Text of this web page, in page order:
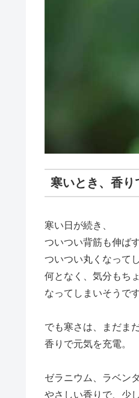
寒いとき、香り
寒い日が続き、
ついつい背筋も伸ば
ついつい丸くなって
何となく、気分もち
なってしまいそうです
でも寒さは、まだま
香りで元気を充電。
ゼラニウム、ラベン
やさしい香りで、少